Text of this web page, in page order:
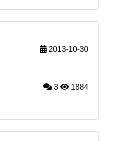
2013-10-30
3 1884